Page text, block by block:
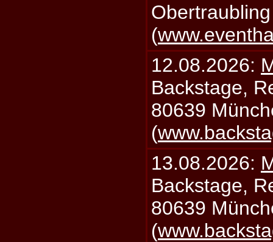
(
12.08.2026:
Backstage,
80639
(
13.08.2026:
Backstage,
80639
(